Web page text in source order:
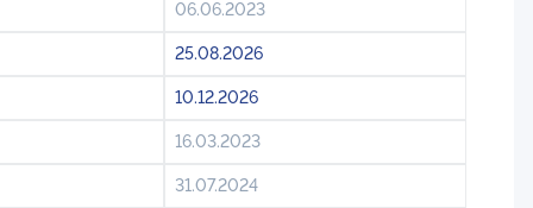
06.06.2023
25.08.2026
10.12.2026
16.03.2023
31.07.2024